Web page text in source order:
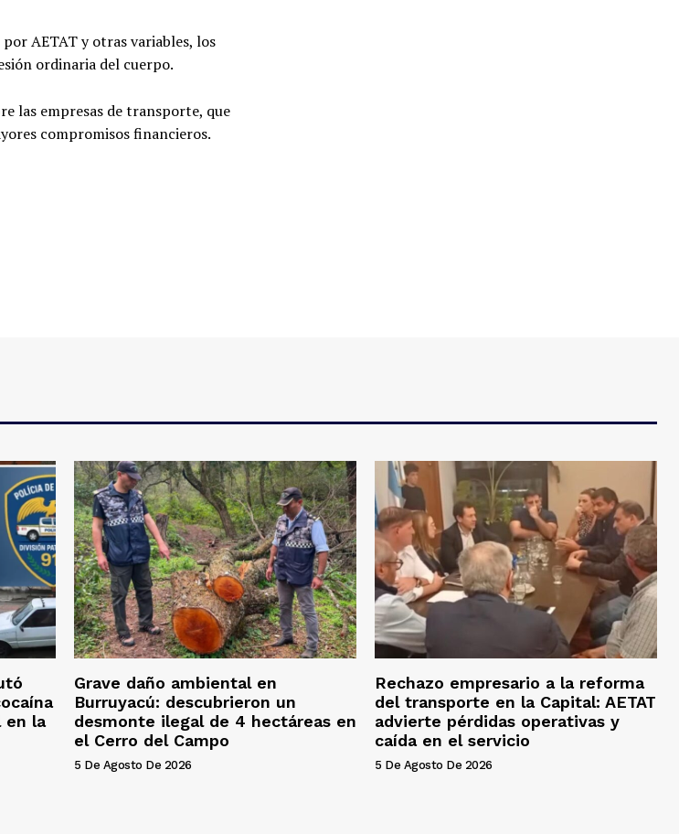
AETAT y otras variables, los
ordinaria del cuerpo.
las empresas de transporte, que
compromisos financieros.
en la
Grave daño ambiental en
Burruyacú: descubrieron un
desmonte ilegal de 4 hectáreas en
el Cerro del Campo
5 De Agosto De 2026
Rechazo empresario a la reforma
del transporte en la Capital: AETAT
advierte pérdidas operativas y
caída en el servicio
5 De Agosto De 2026